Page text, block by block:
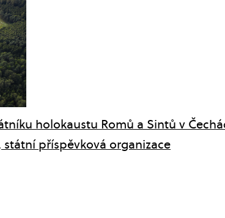
holokaustu Romů a Sintů v
příspěvková organizace